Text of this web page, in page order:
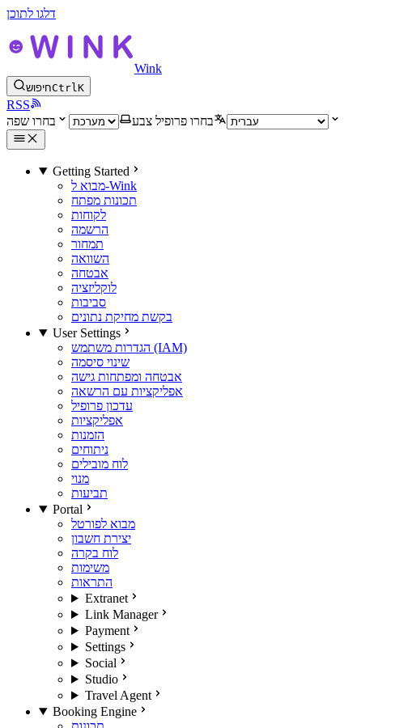
דלגו לתוכן
Wink
חיפושCtrlK
RSS
בחרו פרופיל צבע
בחרו שפה
Getting Started
מבוא ל-Wink
תכונות מפתח
לקוחות
הרשמה
תמחור
השוואה
אבטחה
לוקליזציה
סביבות
בקשת מחיקת נתונים
User Settings
הגדרות משתמש (IAM)
שינוי סיסמה
אבטחה ומפתחות גישה
אפליקציות עם הרשאה
עדכון פרופיל
אפליקציות
הזמנות
ניתוחים
לוח מובילים
מנוי
תביעות
Portal
מבוא לפורטל
יצירת חשבון
לוח בקרה
משימות
התראות
Extranet
Link Manager
Payment
Settings
Social
Studio
Travel Agent
Booking Engine